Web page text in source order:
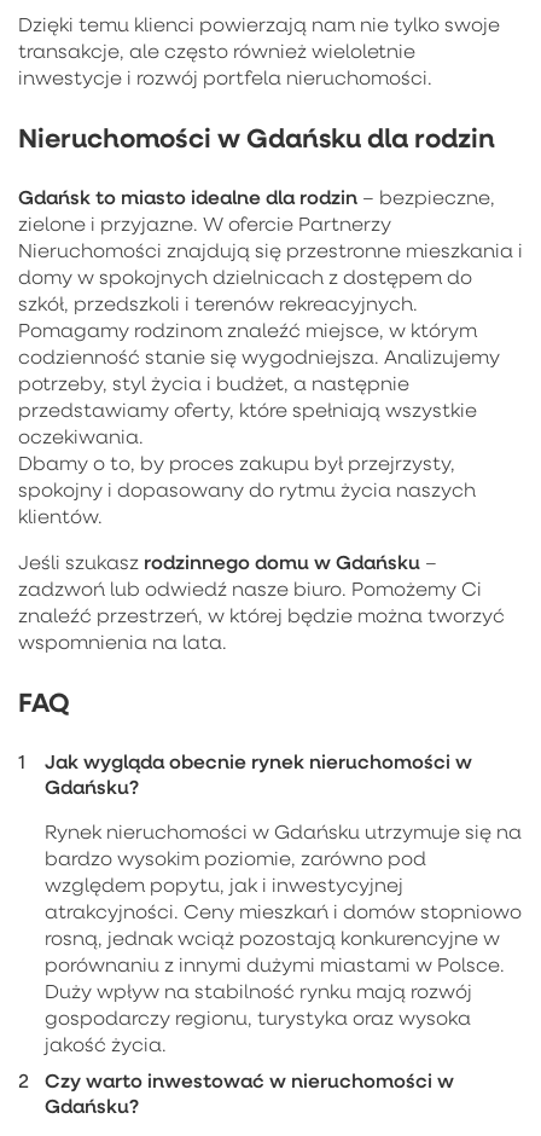
Dzięki temu klienci powierzają nam nie tylko swoje
transakcje, ale często również wieloletnie
inwestycje i rozwój portfela nieruchomości.
Nieruchomości w Gdańsku dla rodzin
Gdańsk to miasto idealne dla rodzin – bezpieczne,
zielone i przyjazne. W ofercie Partnerzy
Nieruchomości znajdują się przestronne mieszkania i
domy w spokojnych dzielnicach z dostępem do
szkół, przedszkoli i terenów rekreacyjnych.
Pomagamy rodzinom znaleźć miejsce, w którym
codzienność stanie się wygodniejsza. Analizujemy
potrzeby, styl życia i budżet, a następnie
przedstawiamy oferty, które spełniają wszystkie
oczekiwania.
Dbamy o to, by proces zakupu był przejrzysty,
spokojny i dopasowany do rytmu życia naszych
klientów.
Jeśli szukasz rodzinnego domu w Gdańsku –
zadzwoń lub odwiedź nasze biuro. Pomożemy Ci
znaleźć przestrzeń, w której będzie można tworzyć
wspomnienia na lata.
FAQ
Jak wygląda obecnie rynek nieruchomości w
Gdańsku?
Rynek nieruchomości w Gdańsku utrzymuje się na
bardzo wysokim poziomie, zarówno pod
względem popytu, jak i inwestycyjnej
atrakcyjności. Ceny mieszkań i domów stopniowo
rosną, jednak wciąż pozostają konkurencyjne w
porównaniu z innymi dużymi miastami w Polsce.
Duży wpływ na stabilność rynku mają rozwój
gospodarczy regionu, turystyka oraz wysoka
jakość życia.
Czy warto inwestować w nieruchomości w
Gdańsku?